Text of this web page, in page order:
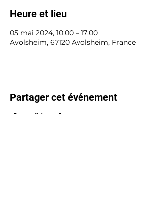
Heure et lieu
05 mai 2024, 10:00 – 17:00
Avolsheim, 67120 Avolsheim, France
Partager cet événement